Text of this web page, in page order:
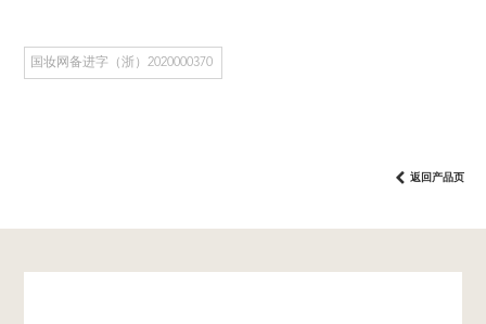
国妆网备进字（浙）2020000370
返回产品页